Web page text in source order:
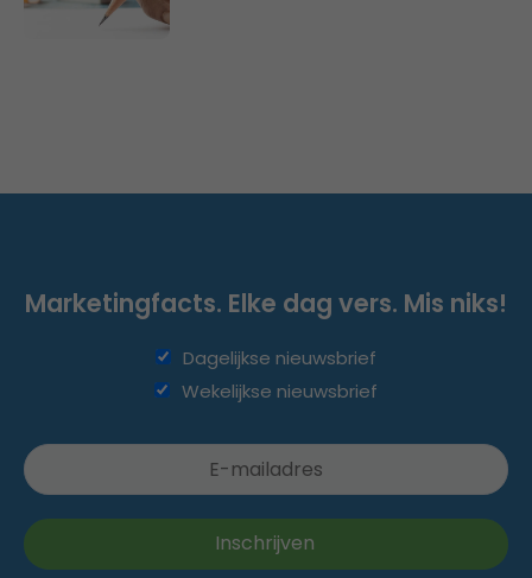
Marketingfacts. Elke dag vers. Mis niks!
Dagelijkse nieuwsbrief
Wekelijkse nieuwsbrief